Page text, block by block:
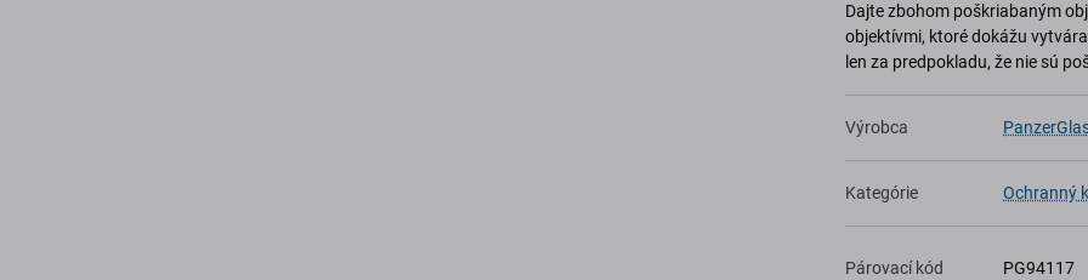
Dajte zbohom poškriabaným
objektívmi, ktoré dokážu
len za predpokladu, že nie sú
Výrobca
Kategórie Ochranný
Párovací kód PG94117